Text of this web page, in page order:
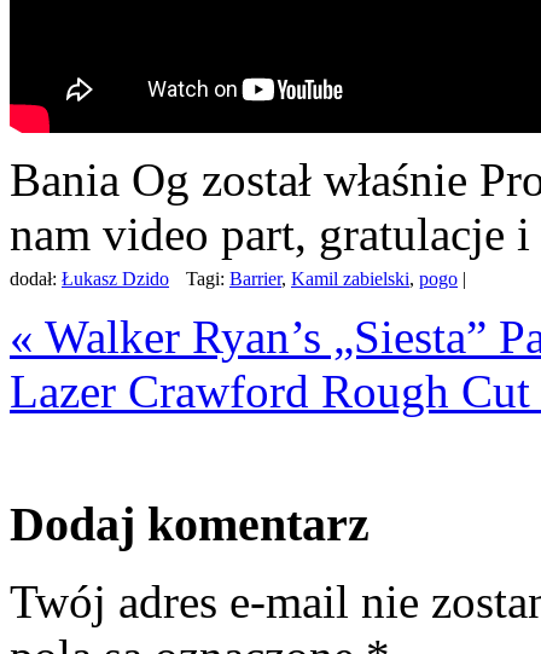
Bania Og został właśnie
nam video part, gratulacje
dodał: Łukasz Dzido Tagi: Barrier, Kamil zabielski, pogo |
« Walker Ryan’s „Siesta”
Lazer Crawford Rough
Dodaj komentarz
Twój adres e-mail nie